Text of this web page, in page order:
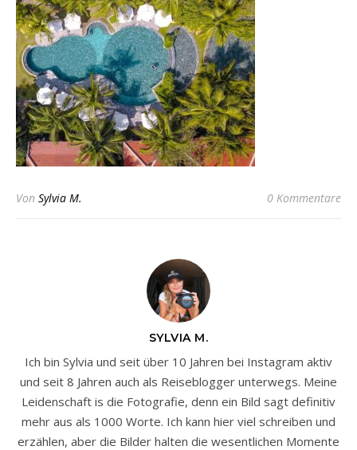
Von Sylvia M. 0 Kommentare
SYLVIA M.
Ich bin Sylvia und seit über 10 Jahren bei Instagram aktiv
und seit 8 Jahren auch als Reiseblogger unterwegs. Meine
Leidenschaft is die Fotografie, denn ein Bild sagt definitiv
mehr aus als 1000 Worte. Ich kann hier viel schreiben und
erzählen, aber die Bilder halten die wesentlichen Momente